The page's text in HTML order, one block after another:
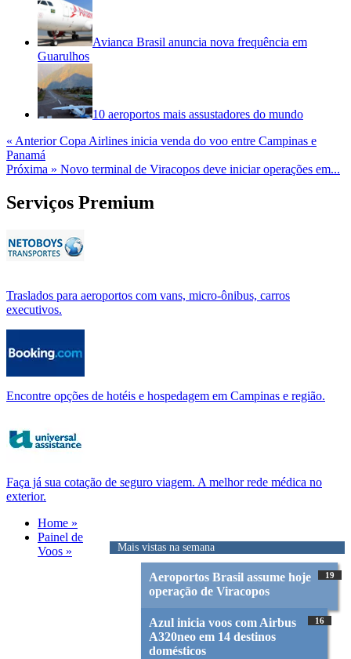
Avianca Brasil anuncia nova frequência em
Guarulhos
10 aeroportos mais assustadores do mundo
« AnteriorCopa Airlines inicia venda do voo entre Campinas e
Panamá
Próxima » Novo terminal de Viracopos deve iniciar operações em...
Serviços Premium
Traslados para aeroportos com vans, micro-ônibus, carros
executivos.
Encontre opções de hotéis e hospedagem em Campinas e região.
Faça já sua cotação de seguro viagem. A melhor rede médica no
exterior.
Mais vistas na semana
Aeroportos Brasil assume hoje
operação de Viracopos
19
Azul inicia voos com Airbus
A320neo em 14 destinos
domésticos
16
Home »
Painel de
Voos »